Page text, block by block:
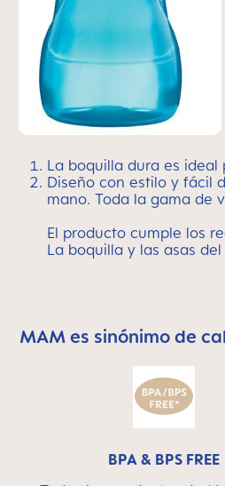
La boquilla dura es
Diseño con estilo y fácil
mano. Toda la gama de
El producto cumple los
La boquilla y las asas
Skip MAM Means Quality
MAM es sinónimo de
BPA & BPS FREE